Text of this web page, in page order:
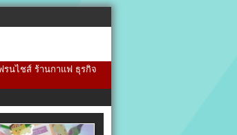
รนไชส์ ร้านกาแฟ ธุรกิจ